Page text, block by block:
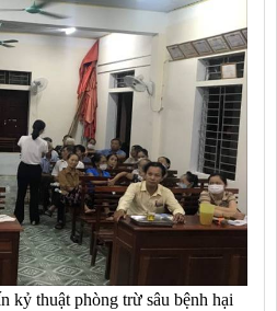
kỷ thuật phòng trừ sâu bệnh hại